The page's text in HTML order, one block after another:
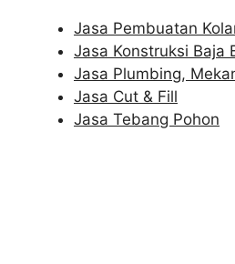
Jasa Pembuatan
Jasa Konstruksi Baja
Jasa Plumbing,
Jasa Cut & Fill
Jasa Tebang Pohon